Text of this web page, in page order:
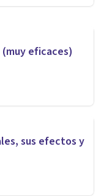
eficaces)
sus efectos y